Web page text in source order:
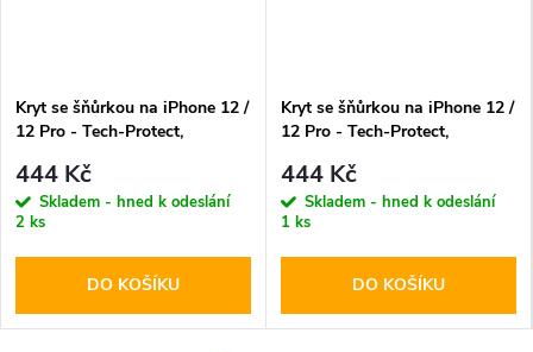
Kryt se šňůrkou na iPhone 12 /
12 Pro - Tech-Protect,
Gray
444 Kč
Skladem - hned k odeslání
2 ks
DO KOŠÍKU
Kryt se šňůrkou na iPhone 12 /
12 Pro - Tech-Protect,
Latte
444 Kč
Skladem - hned k odeslání
1 ks
DO KOŠÍKU